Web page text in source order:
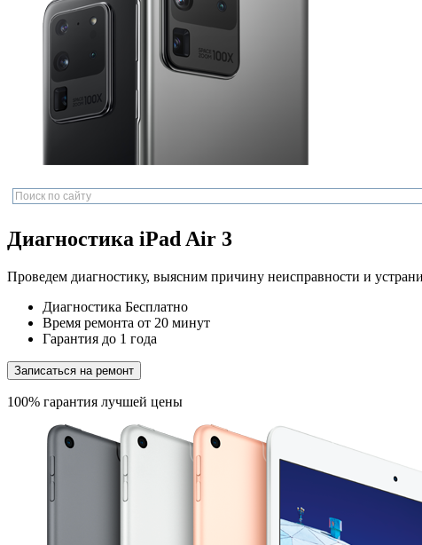
Диагностика iPad Air 3
Проведем диагностику, выясним причину неисправности и
Диагностика Бесплатно
Время ремонта от 20 минут
Гарантия до 1 года
Записаться на ремонт
100% гарантия лучшей цены